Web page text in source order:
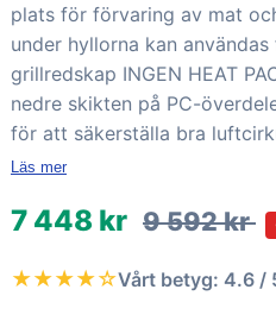
plats för förvaring av mat
under hyllorna kan
grillredskap INGEN HEAT
nedre skikten på PC-
för att säkerställa bra
Läs mer
7 448 kr 9 592 kr
★★★★☆Vårt betyg: 4.6 /